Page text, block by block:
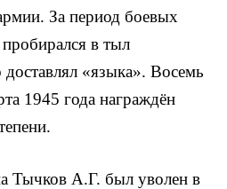
За период боевых
пробирался в тыл
доставлял «языка». Восемь
1945 года награждён
Тычков А.Г. был уволен в